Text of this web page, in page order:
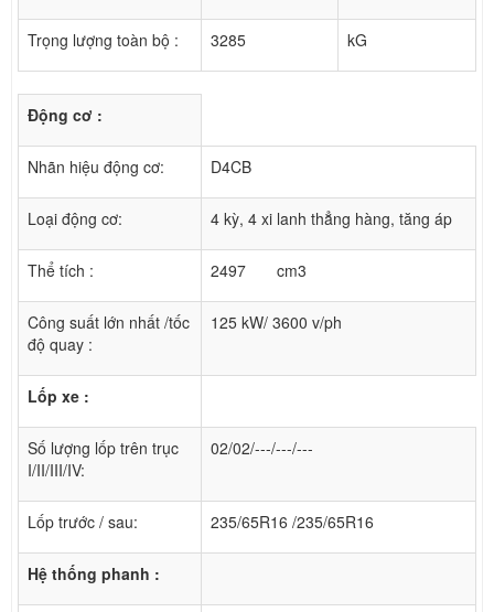
Trọng lượng toàn bộ : 3285 kG
Động cơ :
Nhãn hiệu động cơ: D4CB
Loại động cơ: 4 kỳ, 4 xi lanh thẳng hàng, tăng áp
Thể tích : 2497 cm3
Công suất lớn nhất /tốc
độ quay :
125 kW/ 3600 v/ph
Lốp xe :
Số lượng lốp trên trục
I/II/III/IV:
02/02/---/---/---
Lốp trước / sau: 235/65R16 /235/65R16
Hệ thống phanh :